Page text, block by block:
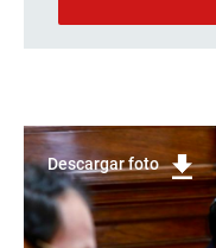
Descargar foto